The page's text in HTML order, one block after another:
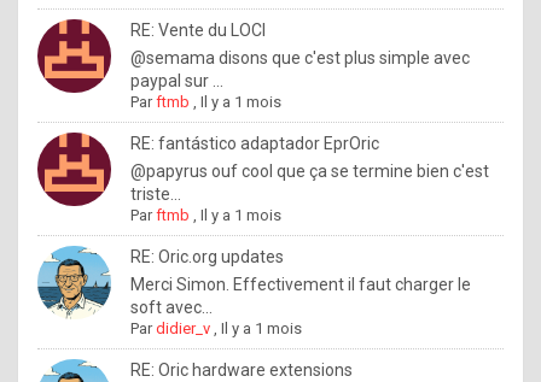
a
n
t
o
n
o
w
h
o
RE: Vente du LOCI
@semama disons que c'est plus simple avec
paypal sur ...
Parftmb ,Il y a 1 mois
RE: fantástico adaptador EprOric
@papyrus ouf cool que ça se termine bien c'est
triste...
Parftmb ,Il y a 1 mois
RE: Oric.org updates
Merci Simon. Effectivement il faut charger le
soft avec...
Pardidier_v ,Il y a 1 mois
RE: Oric hardware extensions